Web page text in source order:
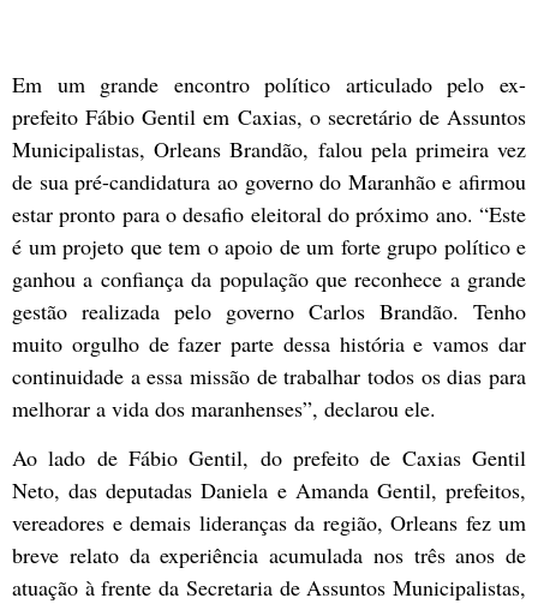
Em um grande encontro político articulado pelo ex-
prefeito Fábio Gentil em Caxias, o secretário de Assuntos
Municipalistas, Orleans Brandão, falou pela primeira vez
de sua pré-candidatura ao governo do Maranhão e afirmou
estar pronto para o desafio eleitoral do próximo ano. “Este
é um projeto que tem o apoio de um forte grupo político e
ganhou a confiança da população que reconhece a grande
gestão realizada pelo governo Carlos Brandão. Tenho
muito orgulho de fazer parte dessa história e vamos dar
continuidade a essa missão de trabalhar todos os dias para
melhorar a vida dos maranhenses”, declarou ele.
Ao lado de Fábio Gentil, do prefeito de Caxias Gentil
Neto, das deputadas Daniela e Amanda Gentil, prefeitos,
vereadores e demais lideranças da região, Orleans fez um
breve relato da experiência acumulada nos três anos de
atuação à frente da Secretaria de Assuntos Municipalistas,